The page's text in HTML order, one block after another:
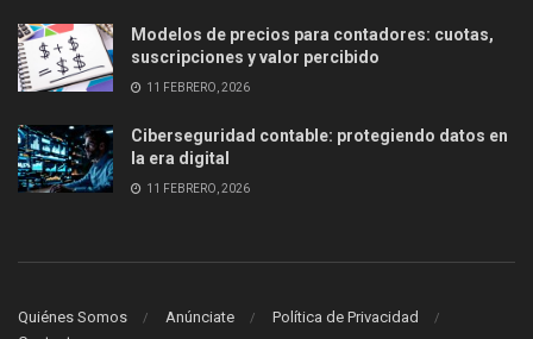
Modelos de precios para contadores: cuotas,
suscripciones y valor percibido
11 FEBRERO, 2026
Ciberseguridad contable: protegiendo datos en
la era digital
11 FEBRERO, 2026
Quiénes Somos Anúnciate
Política de Privacidad